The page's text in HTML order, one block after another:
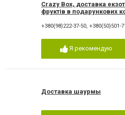
Crazy Box, доставка
фруктів в подарункових
+380(98)222-37-50, +380(50)501-
Я рекомендую
Доставка шаурмы